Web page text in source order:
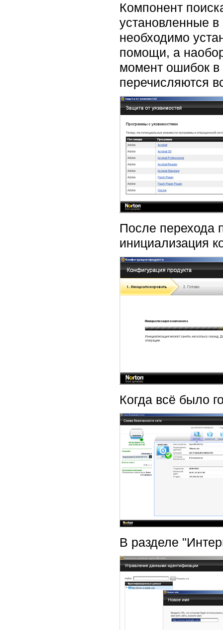
Компонент
установленные
необходимо
помощи, а
момент ошибок
перечисляются
После перехода
инициализация
Когда всё было
В разделе